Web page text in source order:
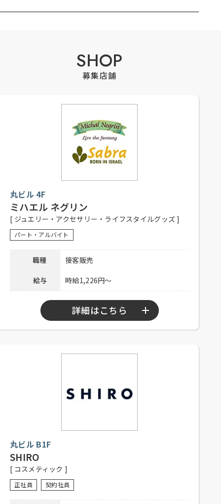
SHOP
募集店舗
丸ビル 4F
ミハエル ネグリン
[ ジュエリー・アクセサリー・ライフスタイルグッズ ]
パート・アルバイト
職種 接客販売
給与 時給1,226円～
詳細はこちら
社内割引あり、交通費一部支給（上
社員登用制度もございます。お気軽
応募方法
書・自己PR文または、職務経歴書を
ご郵送ください。
丸ビル B1F
SHIRO
[ コスメティック ]
正社員 契約社員